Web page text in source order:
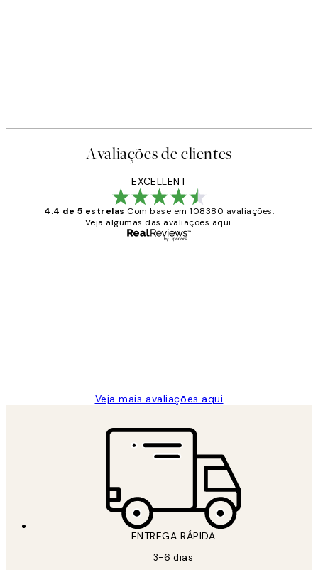
Avaliações de clientes
EXCELLENT
4.4 de 5 estrelas Com base em 108380 avaliações.
Veja algumas das avaliações aqui.
Veja mais avaliações aqui
ENTREGA RÁPIDA
3-6 dias